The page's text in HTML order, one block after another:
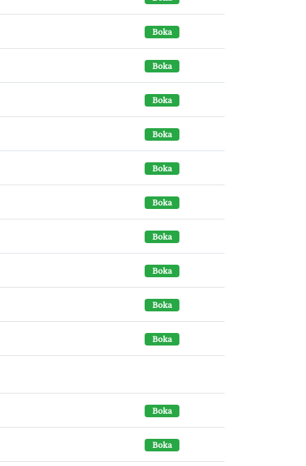
Boka
Boka
Boka
Boka
Boka
Boka
Boka
Boka
Boka
Boka
Boka
Boka